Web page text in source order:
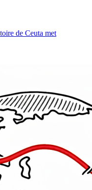
de Ceuta met